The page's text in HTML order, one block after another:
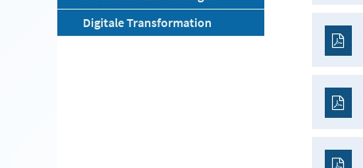
Digitale Transformation